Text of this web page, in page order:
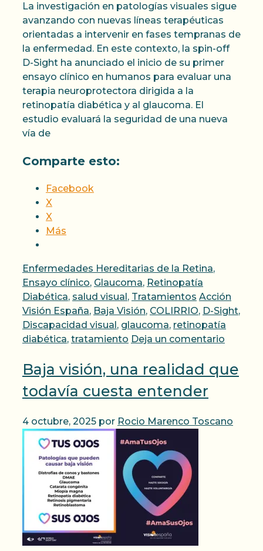
La investigación en patologías visuales sigue
avanzando con nuevas líneas terapéuticas
orientadas a intervenir en fases tempranas de
la enfermedad. En este contexto, la spin-off
D-Sight ha anunciado el inicio de su primer
ensayo clínico en humanos para evaluar una
terapia neuroprotectora dirigida a la
retinopatía diabética y al glaucoma. El
estudio evaluará la seguridad de una nueva
vía de
Comparte esto:
Facebook
X
X
Más
Categorías
Enfermedades Hereditarias de la Retina,
Ensayo clínico, Glaucoma, Retinopatía
Diabética, salud visual , Tratamientos Etiquetas
Acción
Visión España, Baja Visión, COLIRRIO, D-Sight,
Discapacidad visual , glaucoma, retinopatía
diabética, tratamiento Deja un comentario
Baja visión, una realidad que
todavía cuesta entender
4 octubre, 2025 por Rocio Marenco Toscano